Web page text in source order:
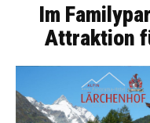
Im
Attraktion